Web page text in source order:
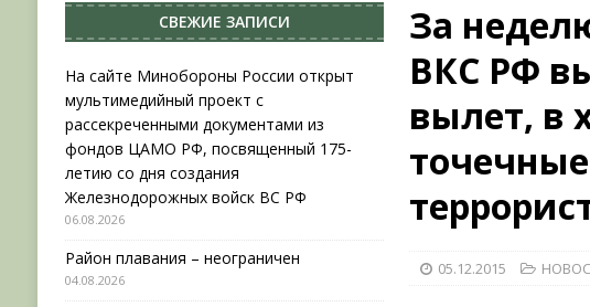
НОВОСТИ
[ 31.07.2026 ]
АВГУСТ В ВОЕННОЙ ИСТОРИИ (2026)
[ 19.07.2026 ]
[ 06.08.2026 ] На сайте Минобороны России открыт
фондов ЦАМО РФ, посвященный 175-летию со дня создания
За
ВКС РФ
вылет, в
05.12.2015
СВЕЖИЕ ЗАПИСИ
На сайте Минобороны России открыт
мультимедийный проект с
рассекреченными документами из
фондов ЦАМО РФ, посвященный 175-
летию со дня создания
Железнодорожных войск ВС РФ
06.08.2026
Район плавания – неограничен
04.08.2026